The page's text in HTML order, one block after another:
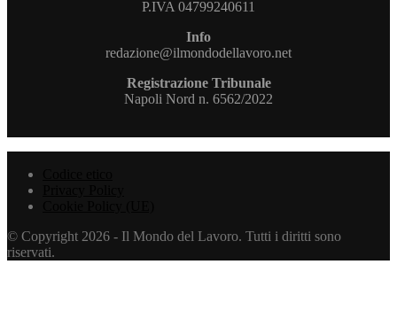
P.IVA 04799240611
Info
redazione@ilmondodellavoro.net
Registrazione Tribunale
Napoli Nord n. 6562/2022
© Copyright 2026 - Il Mondo del Lavoro. Tutti i diritti sono
riservati.